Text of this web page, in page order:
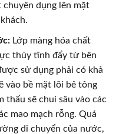
dụng lên mặt
Lớp màng hóa chất
thủy tĩnh đẩy từ bên
sử dụng phải có khả
vào bề mặt lõi bê tông
thấu sẽ chui sâu vào các
mao mạch rỗng. Quá
di chuyển của nước,